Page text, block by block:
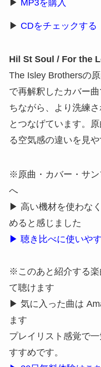
▶ MP3を購入
▶ CDをチェックする
Hil St Soul / For the
The Isley Brothersの
で再解釈したカバー
ちながら、より洗練
とつなげています。
る空気感の違いを見や
※原曲・カバー・サ
へ
▶ 高い機材を使わな
めると感じました
▶ 聴き比べに使いや
※このあと紹介する
て聴けます
▶ 気に入った曲は
ます
プレイリスト感覚で
すすめです。